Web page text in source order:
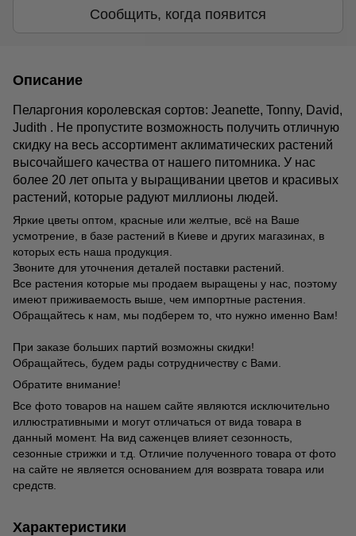
Сообщить, когда появится
Описание
Пеларгония королевская сортов: Jeanette, Tonny, David,
Judith . Не пропустите возможность получить отличную
скидку на весь ассортимент аклиматических растений
высочайшего качества от нашего питомника. У нас
более 20 лет опыта у выращивании цветов и красивых
растений, которые радуют миллионы людей.
Яркие цветы оптом, красные или желтые, всё на Ваше
усмотрение, в базе растений в Киеве и других магазинах, в
которых есть наша продукция.
Звоните для уточнения деталей поставки растений.
Все растения которые мы продаем выращены у нас, поэтому
имеют приживаемость выше, чем импортные растения.
Обращайтесь к нам, мы подберем то, что нужно именно Вам!
При заказе больших партий возможны скидки!
Обращайтесь, будем рады сотрудничеству с Вами.
Обратите внимание!
Все фото товаров на нашем сайте являются исключительно
иллюстративными и могут отличаться от вида товара в
данный момент. На вид саженцев влияет сезонность,
сезонные стрижки и т.д. Отличие полученного товара от фото
на сайте не является основанием для возврата товара или
средств.
Характеристики